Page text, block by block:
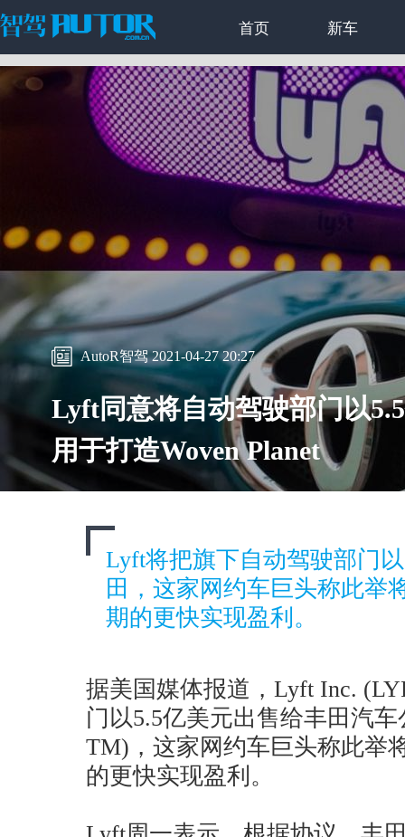
首页 新车
AutoR智驾 2021-04-27 20:27
Lyft同意将自动驾驶部门以
用于打造Woven Planet
Lyft将把旗下自动驾驶部门
田，这家网约车巨头称此举
期的更快实现盈利。
据美国媒体报道，Lyft Inc.
门以5.5亿美元出售给丰田汽车
TM)，这家网约车巨头称此举
的更快实现盈利。